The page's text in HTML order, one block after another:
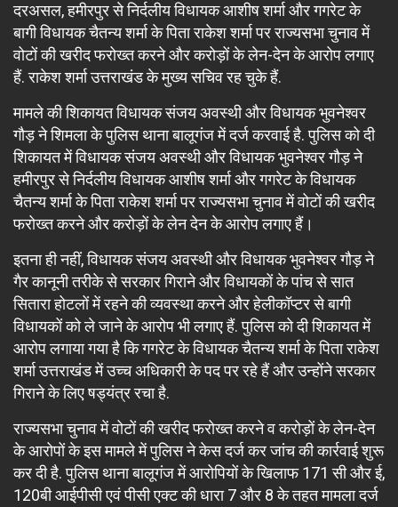
दरअसल, हमीरपुर से निर्दलीय विधायक आशीष शर्मा और गगरेट के
बागी विधायक चैतन्य शर्मा के पिता राकेश शर्मा पर राज्यसभा चुनाव में
वोटों की खरीद फरोख्त करने और करोड़ों के लेन-देन के आरोप लगाए
हैं. राकेश शर्मा उत्तराखंड के मुख्य सचिव रह चुके हैं.
मामले की शिकायत विधायक संजय अवस्थी और विधायक भुवनेश्वर
गौड़ ने शिमला के पुलिस थाना बालूगंज में दर्ज करवाई है. पुलिस को दी
शिकायत में विधायक संजय अवस्थी और विधायक भुवनेश्वर गौड़ ने
हमीरपुर से निर्दलीय विधायक आशीष शर्मा और गगरेट के विधायक
चैतन्य शर्मा के पिता राकेश शर्मा पर राज्यसभा चुनाव में वोटों की खरीद
फरोख्त करने और करोड़ों के लेन देन के आरोप लगाए हैं।
इतना ही नहीं, विधायक संजय अवस्थी और विधायक भुवनेश्वर गौड़ ने
गैर कानूनी तरीके से सरकार गिराने और विधायकों के पांच से सात
सितारा होटलों में रहने की व्यवस्था करने और हेलीकॉप्टर से बागी
विधायकों को ले जाने के आरोप भी लगाए हैं. पुलिस को दी शिकायत में
आरोप लगाया गया है कि गगरेट के विधायक चैतन्य शर्मा के पिता राकेश
शर्मा उत्तराखंड में उच्च अधिकारी के पद पर रहे हैं और उन्होंने सरकार
गिराने के लिए षड्यंत्र रचा है.
राज्यसभा चुनाव में वोटों की खरीद फरोख्त करने व करोड़ों के लेन-देन
के आरोपों के इस मामले में पुलिस ने केस दर्ज कर जांच की कार्रवाई शुरू
कर दी है. पुलिस थाना बालूगंज में आरोपियों के खिलाफ 171 सी और ई,
120बी आईपीसी एवं पीसी एक्ट की धारा 7 और 8 के तहत मामला दर्ज